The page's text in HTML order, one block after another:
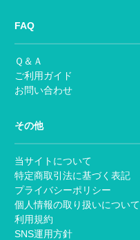
FAQ
Ｑ＆Ａ
ご利用ガイド
お問い合わせ
その他
当サイトについて
特定商取引法に基づく表記
プライバシーポリシー
個人情報の取り扱いについて
利用規約
SNS運用方針